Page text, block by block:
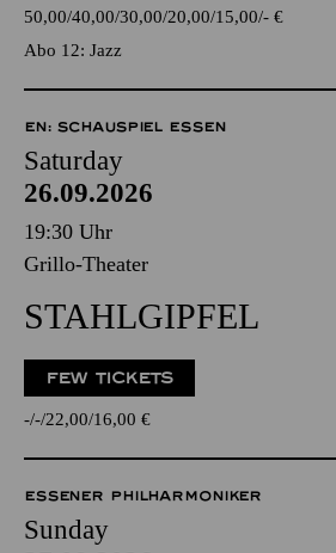
50,00 40,00 30,00 20,00 15,00 - €
Abo 12: Jazz
EN: SCHAUSPIEL ESSEN
Saturday
26.09.2026
19:30 Uhr
Grillo-Theater
STAHLGIPFEL
FEW TICKETS
- - 22,00 16,00 €
ESSENER PHILHARMONIKER
Sunday